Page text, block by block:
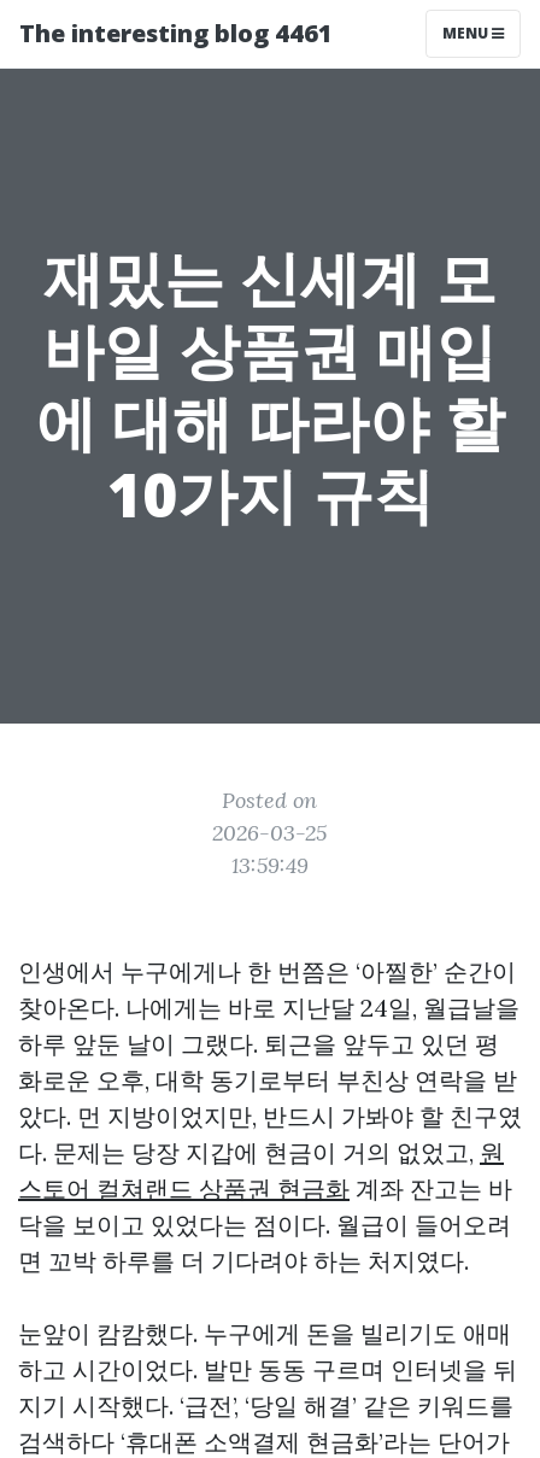
The interesting blog 4461 MENU
재밌는 신세계 모
바일 상품권 매입
에 대해 따라야 할
10가지 규칙
Posted on
2026-03-25
13:59:49
인생에서 누구에게나 한 번쯤은 ‘아찔한’ 순간이
찾아온다. 나에게는 바로 지난달 24일, 월급날을
하루 앞둔 날이 그랬다. 퇴근을 앞두고 있던 평
화로운 오후, 대학 동기로부터 부친상 연락을 받
았다. 먼 지방이었지만, 반드시 가봐야 할 친구였
다. 문제는 당장 지갑에 현금이 거의 없었고, 원
스토어 컬쳐랜드 상품권 현금화 계좌 잔고는 바
닥을 보이고 있었다는 점이다. 월급이 들어오려
면 꼬박 하루를 더 기다려야 하는 처지였다.
눈앞이 캄캄했다. 누구에게 돈을 빌리기도 애매
하고 시간이었다. 발만 동동 구르며 인터넷을 뒤
지기 시작했다. ‘급전’, ‘당일 해결’ 같은 키워드를
검색하다 ‘휴대폰 소액결제 현금화’라는 단어가